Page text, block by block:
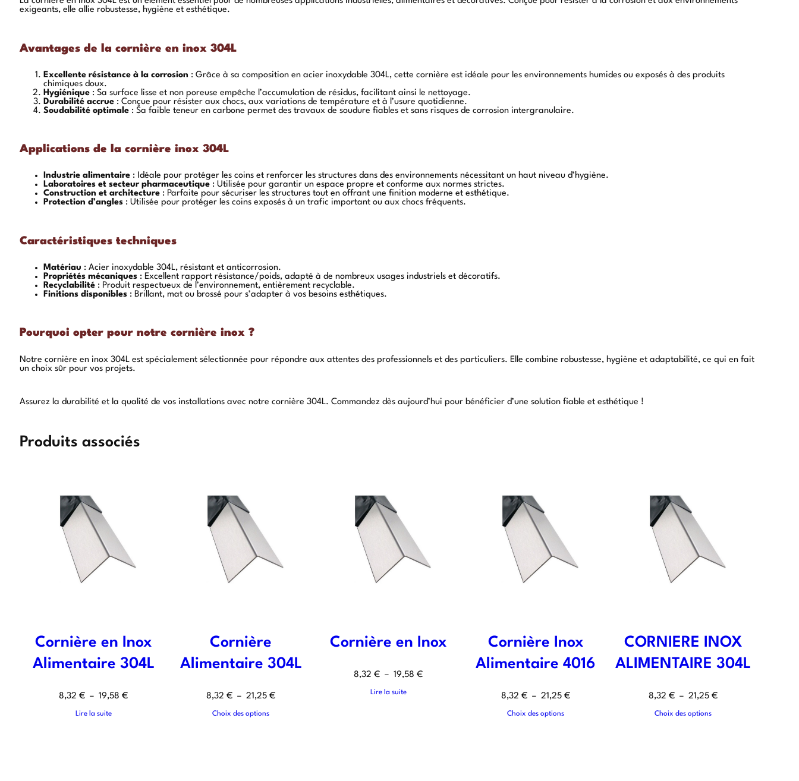
exigeants, elle allie robustesse, hygiène et esthétique.
Avantages de la cornière en inox 304L
Excellente résistance à la corrosion : Grâce à sa composition en acier inoxydable 304L, cette cornière est idéale pour les environnements humides ou exposés à des produits
chimiques doux.
Hygiénique : Sa surface lisse et non poreuse empêche l’accumulation de résidus, facilitant ainsi le nettoyage.
Durabilité accrue : Conçue pour résister aux chocs, aux variations de température et à l’usure quotidienne.
Soudabilité optimale : Sa faible teneur en carbone permet des travaux de soudure fiables et sans risques de corrosion intergranulaire.
Applications de la cornière inox 304L
Industrie alimentaire : Idéale pour protéger les coins et renforcer les structures dans des environnements nécessitant un haut niveau d’hygiène.
Laboratoires et secteur pharmaceutique : Utilisée pour garantir un espace propre et conforme aux normes strictes.
Construction et architecture : Parfaite pour sécuriser les structures tout en offrant une finition moderne et esthétique.
Protection d’angles : Utilisée pour protéger les coins exposés à un trafic important ou aux chocs fréquents.
Caractéristiques techniques
Matériau : Acier inoxydable 304L, résistant et anticorrosion.
Propriétés mécaniques : Excellent rapport résistance/poids, adapté à de nombreux usages industriels et décoratifs.
Recyclabilité : Produit respectueux de l’environnement, entièrement recyclable.
Finitions disponibles : Brillant, mat ou brossé pour s’adapter à vos besoins esthétiques.
Pourquoi opter pour notre cornière inox ?
Notre cornière en inox 304L est spécialement sélectionnée pour répondre aux attentes des professionnels et des particuliers. Elle combine robustesse, hygiène et adaptabilité, ce qui en fait
un choix sûr pour vos projets.
Assurez la durabilité et la qualité de vos installations avec notre cornière 304L. Commandez dès aujourd’hui pour bénéficier d’une solution fiable et esthétique !
Produits associés
Cornière en Inox
Alimentaire 304L
8,32 € – 19,58 €
Lire la suite
Cornière
Alimentaire 304L
8,32 € – 21,25 €
Choix des options
Cornière en Inox
8,32 € – 19,58 €
Lire la suite
Cornière Inox
Alimentaire 4016
8,32 € – 21,25 €
Choix des options
CORNIERE INOX
ALIMENTAIRE 304L
8,32 € – 21,25 €
Choix des options